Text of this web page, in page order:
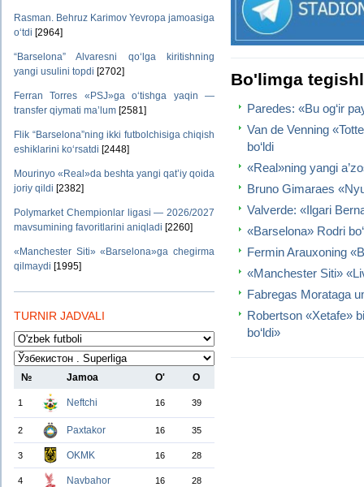
Rasman. Behruz Karimov Yevropa jamoasiga
o‘tdi [2964]
“Barselona” Alvaresni qo‘lga kiritishning
yangi usulini topdi [2702]
Ferran Torres «PSJ»ga o‘tishga yaqin —
transfer qiymati ma’lum [2581]
Flik “Barselona”ning ikki futbolchisiga chiqish
eshiklarini ko‘rsatdi [2448]
Mourinyo «Real»da beshta yangi qat’iy qoida
joriy qildi [2382]
Polymarket Chempionlar ligasi — 2026/2027
mavsumining favoritlarini aniqladi [2260]
«Manchester Siti» «Barselona»ga chegirma
qilmaydi [1995]
TURNIR JADVALI
№ Jamoa O' O
1 Neftchi 16 39
2 Paxtakor 16 35
3 OKMK 16 28
4 Navbahor 16 28
Bo'limga
Paredes: «Bu og‘ir
Van de Venning
bo‘ldi
«Real»ning yangi
Bruno Gimaraes
Valverde: «Ilgari
«Barselona» Rodri
Fermin Arauxoning
«Manchester Siti»
Fabregas Morataga
Robertson «Xetafe»
bo‘ldi»